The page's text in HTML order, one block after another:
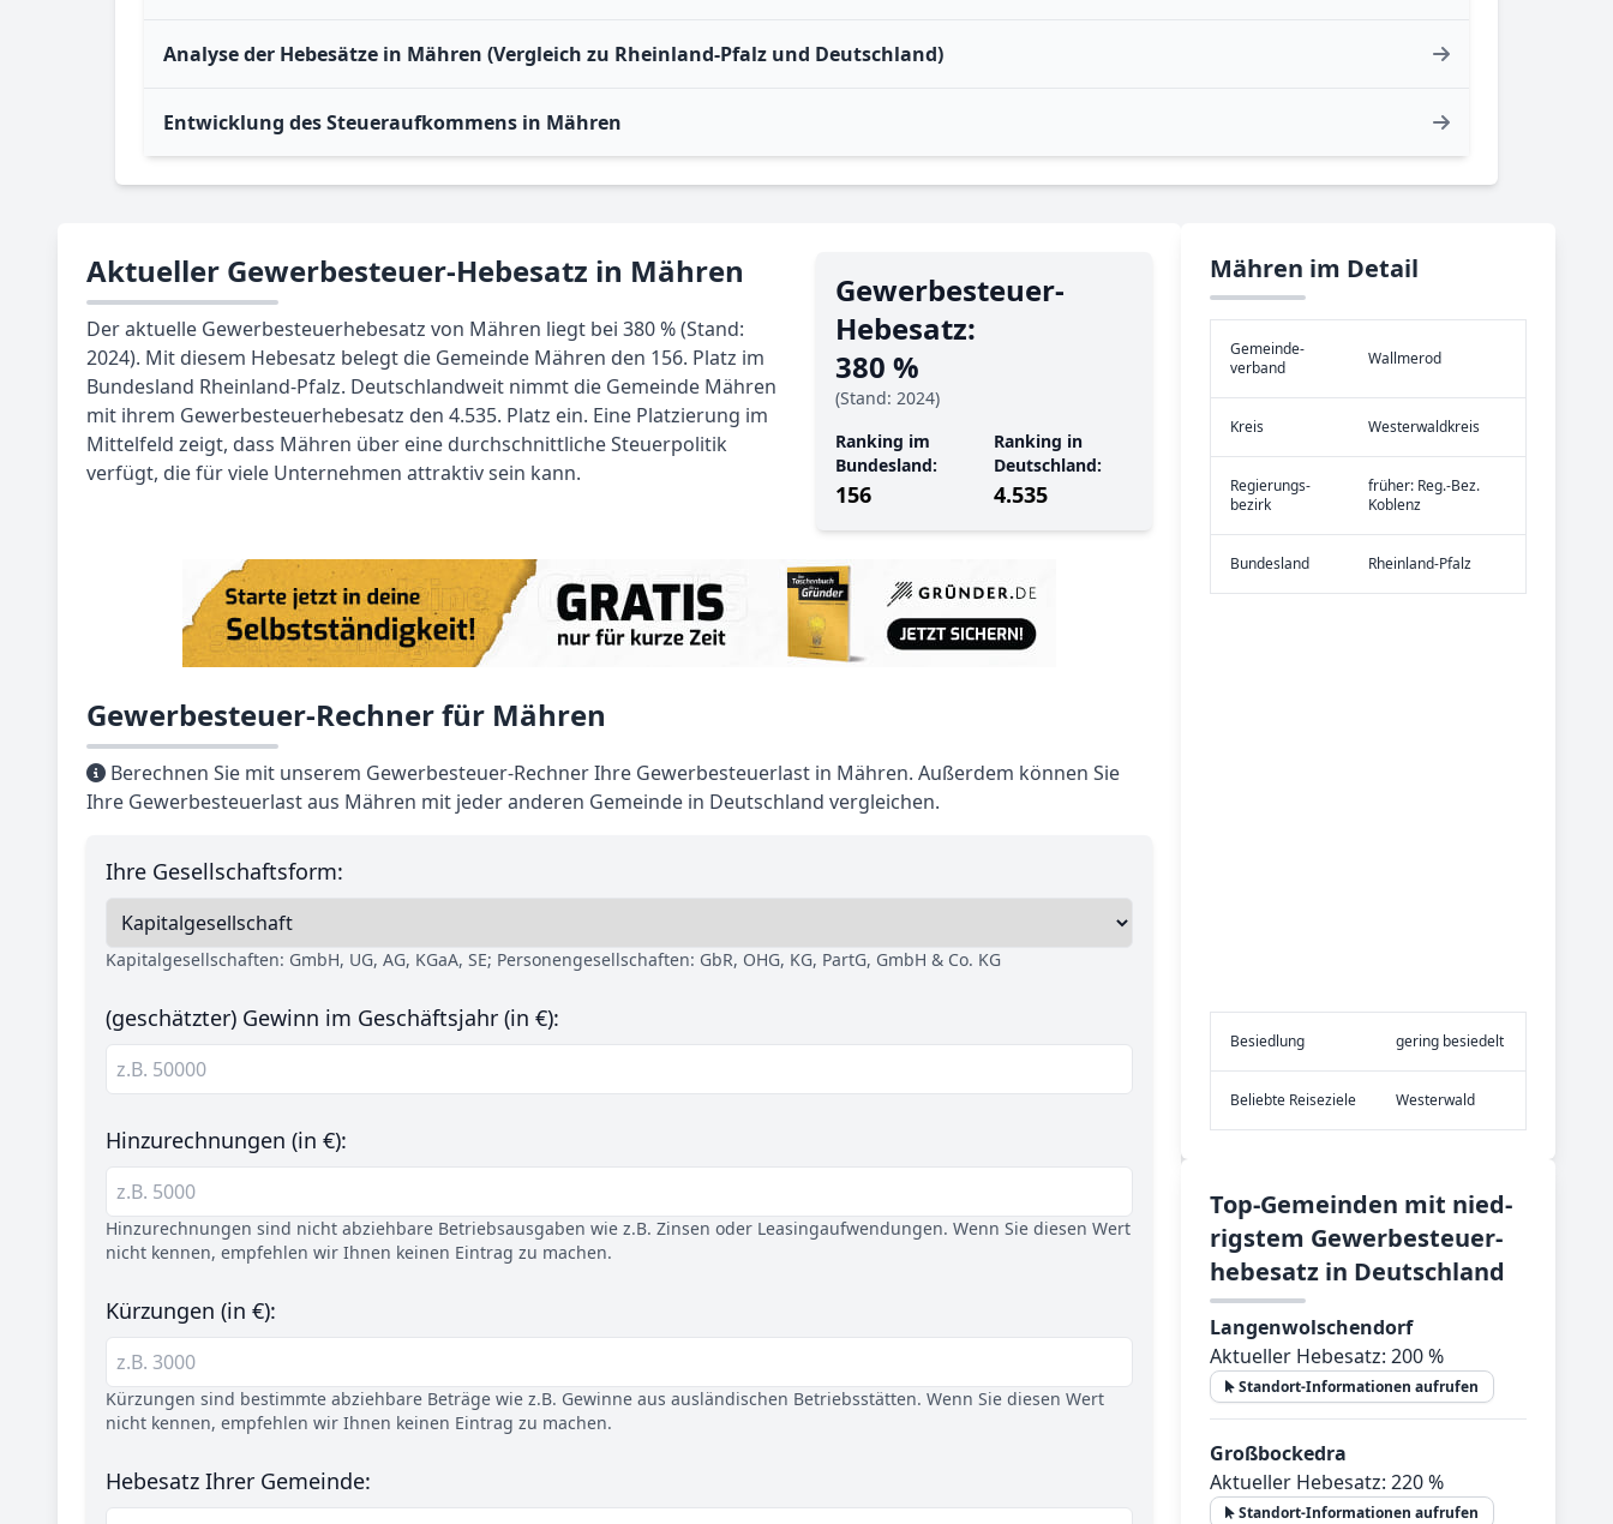
Analyse der Hebesätze in Mähren (Vergleich zu Rheinland-Pfalz und Deutschland)
Entwicklung des Steueraufkommens in Mähren
Aktueller Gewerbesteuer-Hebesatz in Mähren
Der aktuelle Gewerbesteuerhebesatz von Mähren liegt bei 380 % (Stand:
2024). Mit diesem Hebesatz belegt die Gemeinde Mähren den 156. Platz im
Bundesland Rheinland-Pfalz. Deutschlandweit nimmt die Gemeinde Mähren
mit ihrem Gewerbesteuerhebesatz den 4.535. Platz ein. Eine Platzierung im
Mittelfeld zeigt, dass Mähren über eine durchschnittliche Steuerpolitik
verfügt, die für viele Unternehmen attraktiv sein kann.
Gewerbe­steuer-
Hebe­satz:
380 %
(Stand: 2024)
Ranking im
Bundesland:
156
Ranking in
Deutschland:
4.535
Gewerbesteuer-Rechner für Mähren
Berechnen Sie mit unserem Gewerbesteuer-Rechner Ihre Gewerbesteuerlast in Mähren. Außerdem können Sie
Ihre Gewerbesteuerlast aus Mähren mit jeder anderen Gemeinde in Deutschland vergleichen.
Ihre Gesellschaftsform:
Kapitalgesellschaften: GmbH, UG, AG, KGaA, SE; Personengesellschaften: GbR, OHG, KG, PartG, GmbH & Co. KG
(geschätzter) Gewinn im Geschäftsjahr (in €):
Hinzurechnungen (in €):
Hinzurechnungen sind nicht abziehbare Betriebsausgaben wie z.B. Zinsen oder Leasingaufwendungen. Wenn Sie diesen Wert
nicht kennen, empfehlen wir Ihnen keinen Eintrag zu machen.
Kürzungen (in €):
Kürzungen sind bestimmte abziehbare Beträge wie z.B. Gewinne aus ausländischen Betriebsstätten. Wenn Sie diesen Wert
nicht kennen, empfehlen wir Ihnen keinen Eintrag zu machen.
Hebesatz Ihrer Gemeinde:
Mähren im Detail
Gemeinde­
verband
Wallmerod
Kreis Westerwaldkreis
Re­gier­ungs­
bezirk
früher: Reg.-Bez.
Koblenz
Bundes­land Rheinland-Pfalz
Be­sied­lung gering besiedelt
Be­lieb­te Rei­se­zie­le Westerwald
Top-­Ge­mein­den mit nied­
rig­stem Ge­wer­be­steu­er­
he­be­satz in Deutsch­land
Langenwolschendorf
Aktueller Hebesatz: 200 %
Standort-Informationen aufrufen
Großbockedra
Aktueller Hebesatz: 220 %
Standort-Informationen aufrufen